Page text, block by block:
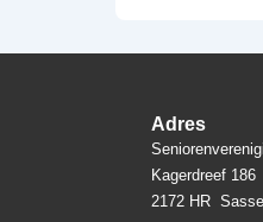
Adres
Kagerdreef 186
2172 HR